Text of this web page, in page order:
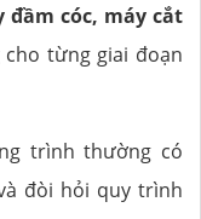
đầm cóc, máy cắt
từng giai đoạn
trình thường có
đòi hỏi quy trình